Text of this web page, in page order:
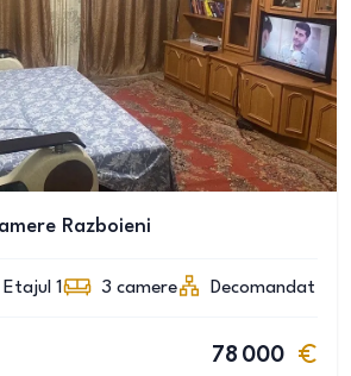
Razboieni
Etajul 1 3 camere Decomandat
78 000